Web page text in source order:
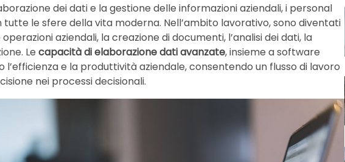
dei dati e la gestione delle informazioni aziendali, i personal
le sfere della vita moderna. Nell’ambito lavorativo, sono diventati
aziendali, la creazione di documenti, l’analisi dei dati, la
Le capacità di elaborazione dati avanzate, insieme a software
e la produttività aziendale, consentendo un flusso di lavoro
nei processi decisionali.